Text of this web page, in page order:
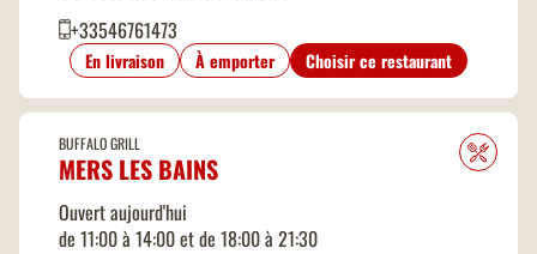
+33546761473
En livraison À emporter Choisir ce restaurant
BUFFALO GRILL
MERS LES BAINS
Ouvert aujourd'hui
de 11:00 à 14:00 et de 18:00 à 21:30